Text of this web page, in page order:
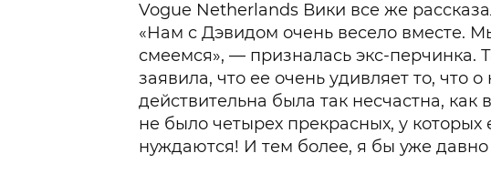
Vogue Netherlands Вики все же
«Нам с Дэвидом очень весело вместе.
смеемся», — призналась экс-перчинка.
заявила, что ее очень удивляет то, что
действительна была так несчастна, как
не было четырех прекрасных, у которых
нуждаются! И тем более, я бы уже